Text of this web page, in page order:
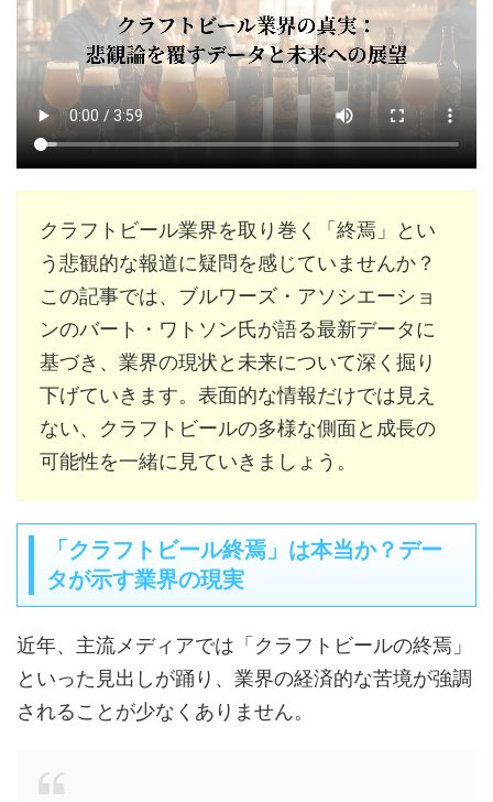
クラフトビール業界を取り巻く「終焉」とい
う悲観的な報道に疑問を感じていませんか？
この記事では、ブルワーズ・アソシエーショ
ンのバート・ワトソン氏が語る最新データに
基づき、業界の現状と未来について深く掘り
下げていきます。表面的な情報だけでは見え
ない、クラフトビールの多様な側面と成長の
可能性を一緒に見ていきましょう。
「クラフトビール終焉」は本当か？デー
タが示す業界の現実
近年、主流メディアでは「クラフトビールの終焉」
といった見出しが踊り、業界の経済的な苦境が強調
されることが少なくありません。